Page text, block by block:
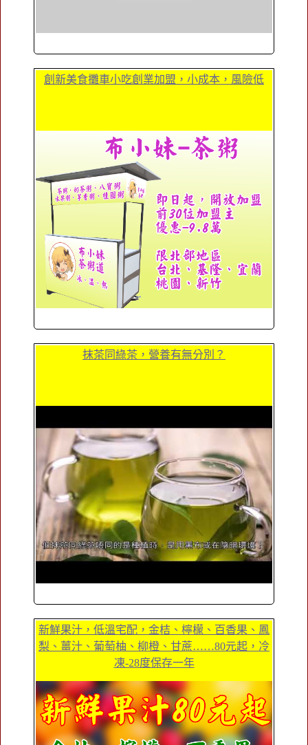
創新美食攤車小吃創業加盟，小成本，風險低
抹茶同綠茶，營養有無分別？
新鮮果汁，低溫宅配，金桔、檸檬、百香果、鳳
梨、薑汁、葡萄柚、柳橙、甘蔗……80元起，冷
凍-28度保存一年